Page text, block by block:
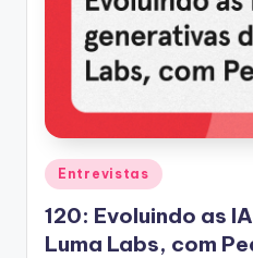
Posted
in
Entrevistas
120: Evoluindo as
Luma Labs, com